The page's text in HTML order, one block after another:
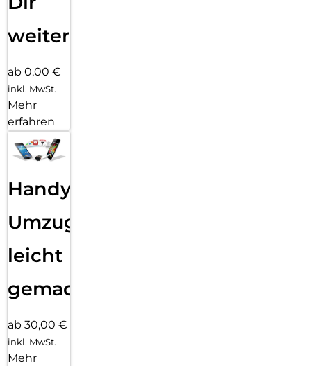
weiter
ab 0,00 €
inkl. MwSt.
Mehr
erfahren
Handy
Umzug
leicht
gemacht!
ab 30,00 €
inkl. MwSt.
Mehr